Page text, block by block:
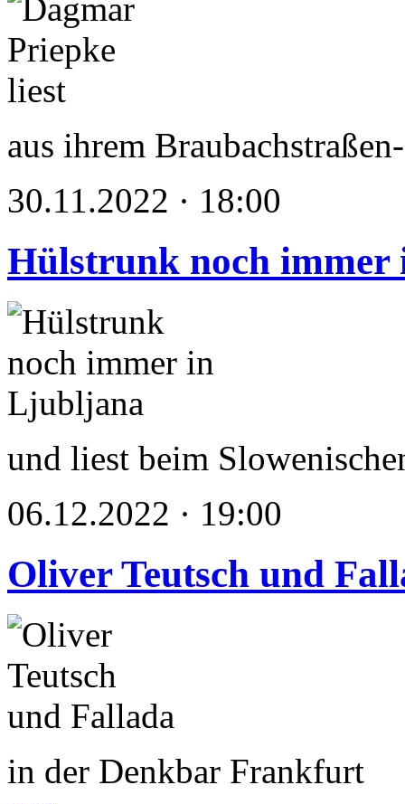
aus ihrem
30.11.2022 · 18:00
Hülstrunk noch
und liest beim
06.12.2022 · 19:00
Oliver Teutsch und
in der Denkbar Frankfurt